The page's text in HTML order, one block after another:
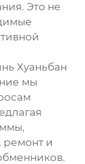
Это не
Хуаньбан
мы
ремонт и
.